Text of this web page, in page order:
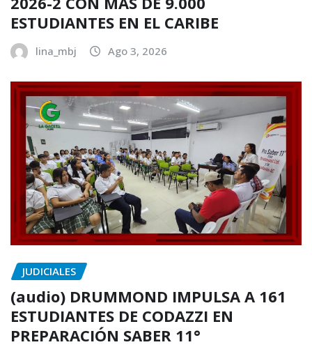
ESTUDIANTES EN EL CARIBE
lina_mbj Ago 3, 2026
JUDICIALES
(audio) DRUMMOND IMPULSA A 161
ESTUDIANTES DE CODAZZI EN
PREPARACIÓN SABER 11°